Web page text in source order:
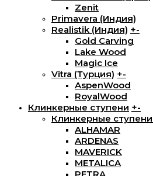
Zenit
Primavera (Индия)
Realistik (Индия) +-
Gold Carving
Lake Wood
Magic Ice
Vitra (Турция) +-
AspenWood
RoyalWood
Клинкерные ступени +-
Клинкерные ступени
ALHAMAR
ARDENAS
MAVERICK
METALICA